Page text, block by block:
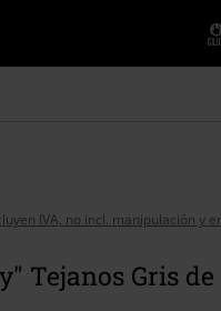
IVA, no incl. manipulación y
Tejanos Gris